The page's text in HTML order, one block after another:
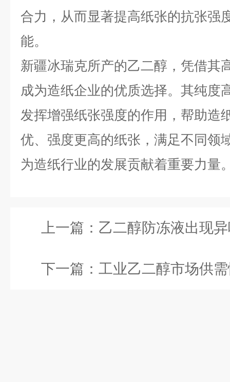
合力，从而显著提高纸张的抗张强
能。
新疆冰瑞克所产的乙二醇，凭借其
成为造纸企业的优质选择。其纯度
发挥增强纸张强度的作用，帮助造
优、强度更高的纸张，满足不同领
为造纸行业的发展贡献着重要力量
上一篇： 乙二醇防冻液出现异味正
下一篇： 工业乙二醇市场供需情况如何